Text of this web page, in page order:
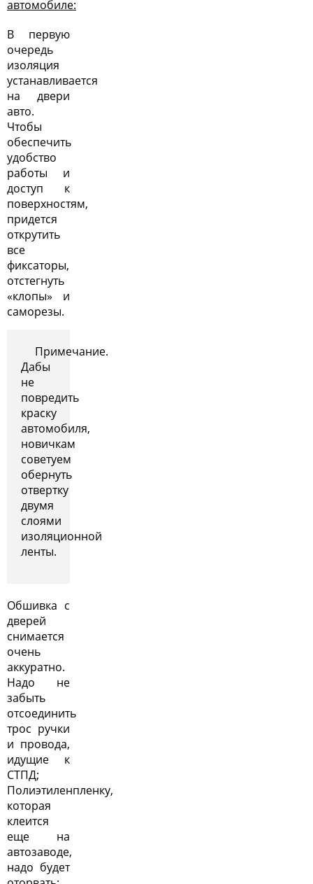
автомобиле:
В первую
очередь
изоляция
устанавливается
на двери
авто.
Чтобы
обеспечить
удобство
работы и
доступ к
поверхностям,
придется
открутить
все
фиксаторы,
отстегнуть
«клопы» и
саморезы.
Примечание.
Дабы
не
повредить
краску
автомобиля,
новичкам
советуем
обернуть
отвертку
двумя
слоями
изоляционной
ленты.
Обшивка с
дверей
снимается
очень
аккуратно.
Надо не
забыть
отсоединить
трос ручки
и провода,
идущие к
СТПД;
Полиэтиленпленку,
которая
клеится
еще на
автозаводе,
надо будет